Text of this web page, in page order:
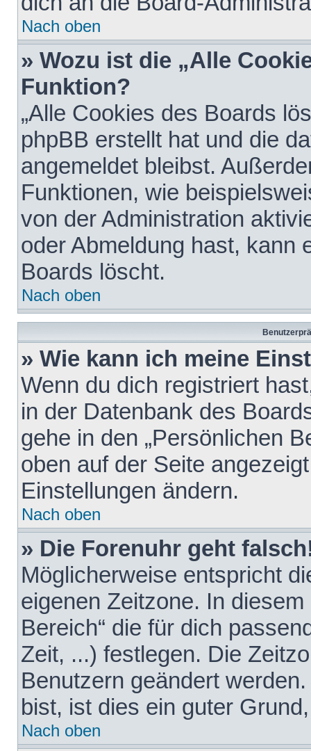
Nach oben
» Wozu ist die „Alle
Funktion?
„Alle Cookies des Boards
phpBB erstellt hat und die
angemeldet bleibst.
Funktionen, wie
von der Administration
oder Abmeldung hast, kann
Boards löscht.
Nach oben
» Wie kann ich meine
Wenn du dich registriert
in der Datenbank des
gehe in den „Persönlichen
oben auf der Seite
Einstellungen ändern.
Nach oben
» Die Forenuhr geht
Möglicherweise entspricht
eigenen Zeitzone. In
Bereich“ die für dich
Zeit, ...) festlegen. Die
Benutzern geändert
bist, ist dies ein guter
Nach oben